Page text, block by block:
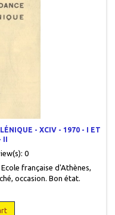
- XCIV - 1970 - I ET
II
0
française d'Athènes,
occasion. Bon état.
II non coupé. Les deux